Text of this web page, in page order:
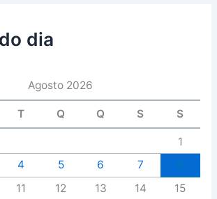
dia
Agosto 2026
T Q Q S S
1
4 5 6 7
11 12 13 14
15